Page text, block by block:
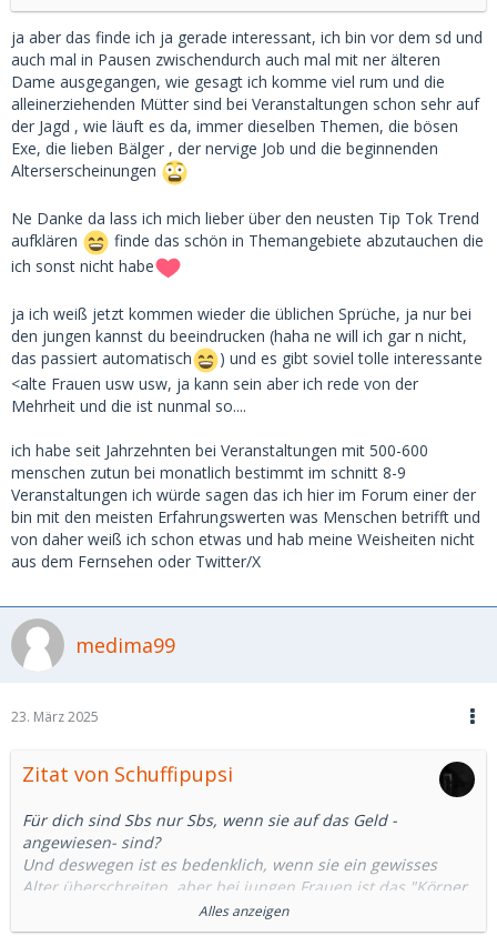
ja aber das finde ich ja gerade interessant, ich bin vor dem sd und
auch mal in Pausen zwischendurch auch mal mit ner älteren
Dame ausgegangen, wie gesagt ich komme viel rum und die
alleinerziehenden Mütter sind bei Veranstaltungen schon sehr auf
der Jagd , wie läuft es da, immer dieselben Themen, die bösen
Exe, die lieben Bälger , der nervige Job und die beginnenden
Alterserscheinungen
Ne Danke da lass ich mich lieber über den neusten Tip Tok Trend
aufklären
finde das schön in Themangebiete abzutauchen die
ich sonst nicht habe
ja ich weiß jetzt kommen wieder die üblichen Sprüche, ja nur bei
den jungen kannst du beeindrucken (haha ne will ich gar n nicht,
das passiert automatisch
) und es gibt soviel tolle interessante
<alte Frauen usw usw, ja kann sein aber ich rede von der
Mehrheit und die ist nunmal so....
ich habe seit Jahrzehnten bei Veranstaltungen mit 500-600
menschen zutun bei monatlich bestimmt im schnitt 8-9
Veranstaltungen ich würde sagen das ich hier im Forum einer der
bin mit den meisten Erfahrungswerten was Menschen betrifft und
von daher weiß ich schon etwas und hab meine Weisheiten nicht
aus dem Fernsehen oder Twitter/X
medima99
23. März 2025
Zitat von Schuffipupsi
Für dich sind Sbs nur Sbs, wenn sie auf das Geld -
angewiesen- sind?
Und deswegen ist es bedenklich, wenn sie ein gewisses
Alter überschreiten, aber bei jungen Frauen ist das "Körper
gegen Geld verkaufen" -müssen- (weil auf's Geld -
angewiesen-, wie du schriebst) in Ordnung?
Alles anzeigen